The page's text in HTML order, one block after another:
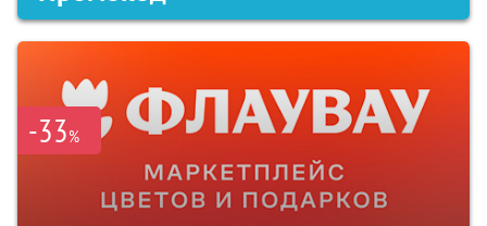
-33%